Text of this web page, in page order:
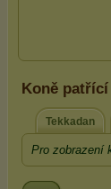
Koně
Tekkadan
Pro zobrazení